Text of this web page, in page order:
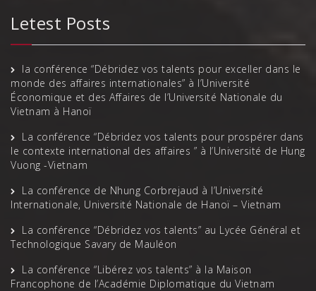
Letest Posts
la conférence “Débridez vos talents pour exceller dans le
monde des affaires internationales” à l’Université
Économique et des Affaires de l’Université Nationale du
Vietnam à Hanoï
La conférence “Débridez vos talents pour prospérer dans
le contexte international des affaires ” à l’Université de Hung
Vuong -Vietnam
La conférence de Nhung Corbrejaud à l’Université
Internationale, Université Nationale de Hanoï – Vietnam
La conférence “Débridez vos talents” au Lycée Général et
Technologique Savary de Mauléon
La conférence “Libérez vos talents” à la Maison
Francophone de l’Académie Diplomatique du Vietnam